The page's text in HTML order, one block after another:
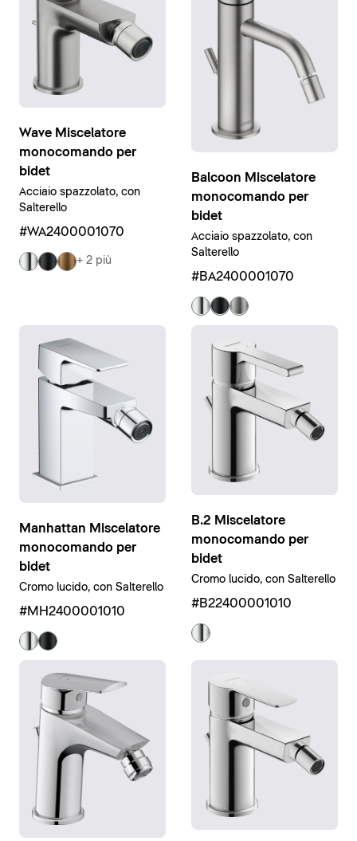
Wave Miscelatore
monocomando per
bidet
Acciaio spazzolato, con
Salterello
#WA2400001070
+ 2 più
Balcoon Miscelatore
monocomando per
bidet
Acciaio spazzolato, con
Salterello
#BA2400001070
Manhattan Miscelatore
monocomando per
bidet
Cromo lucido, con Salterello
#MH2400001010
B.2 Miscelatore
monocomando per
bidet
Cromo lucido, con Salterello
#B22400001010